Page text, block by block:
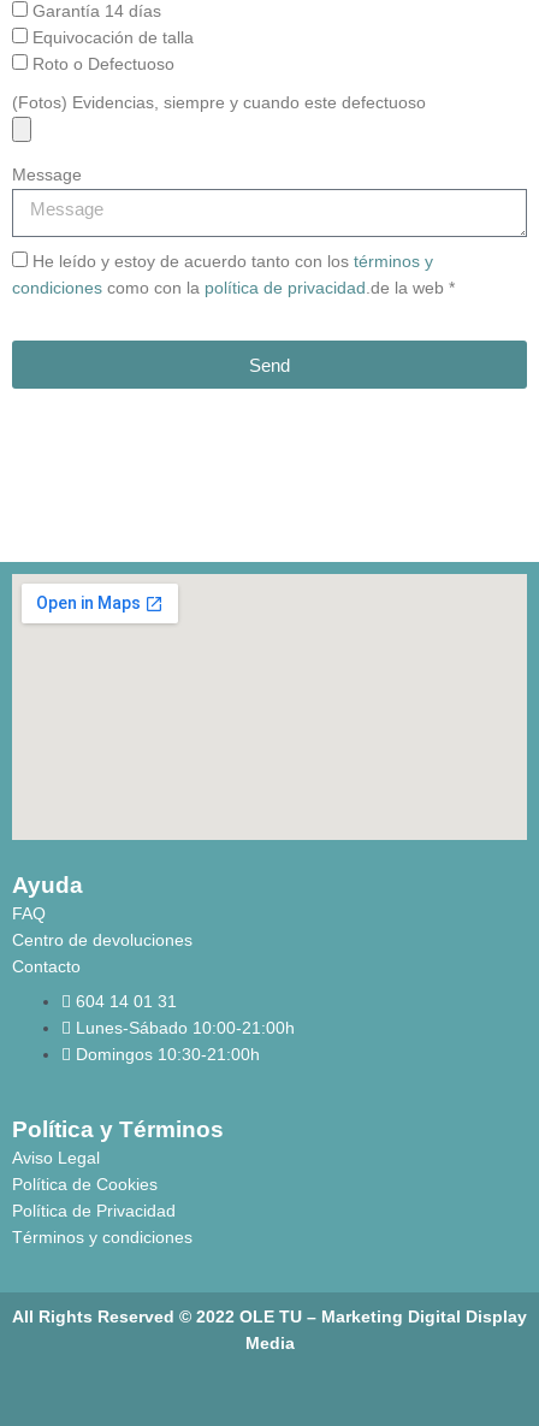
Garantía 14 días
Equivocación de talla
Roto o Defectuoso
(Fotos) Evidencias, siempre y cuando este defectuoso
Message
He leído y estoy de acuerdo tanto con los términos y
condiciones como con la política de privacidad .de la web *
Send
Ayuda
FAQ
Centro de devoluciones
Contacto
604 14 01 31
Lunes-Sábado 10:00-21:00h
Domingos 10:30-21:00h
Política y Términos
Aviso Legal
Política de Cookies
Política de Privacidad
Términos y condiciones
All Rights Reserved © 2022 OLE TU – Marketing Digital Display
Media